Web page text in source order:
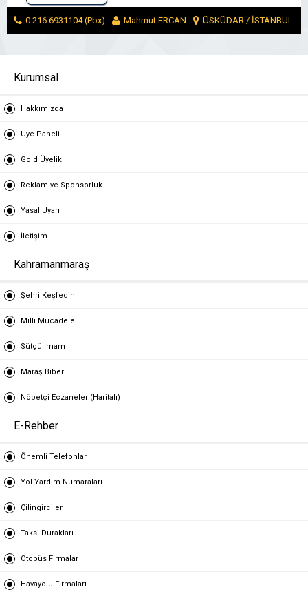
ihtiyaçlari da karsilar ve bu dogrultuda
birçok kisiyi de meslek sahibi yapar
olmustur. Gönderilen mesajin kullaniciya
0 216 6931104 (Pbx) Mahmut ERCAN ÜSKÜDAR / İSTANBUL
Kurumsal
Hakkımızda
Üye Paneli
Gold Üyelik
Reklam ve Sponsorluk
Yasal Uyarı
İletişim
Kahramanmaraş
Şehri Keşfedin
Milli Mücadele
Sütçü İmam
Maraş Biberi
Nöbetçi Eczaneler (Haritalı)
E-Rehber
Önemli Telefonlar
Yol Yardım Numaraları
Çilingirciler
Taksi Durakları
Otobüs Firmalar
Havayolu Firmaları